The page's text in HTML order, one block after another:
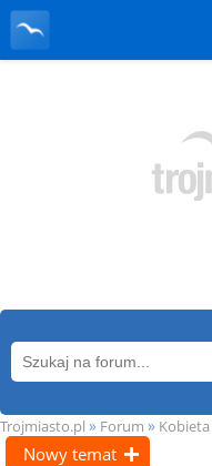
Trojmiasto.pl » Forum » Kobieta
Nowy temat